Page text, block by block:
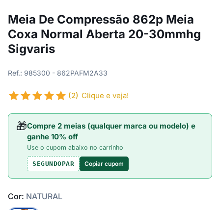
Meia De Compressão 862p Meia
Coxa Normal Aberta 20-30mmhg
Sigvaris
Ref.: 985300 - 862PAFM2A33
(2) Clique e veja!
🎁Compre 2 meias (qualquer marca ou modelo) e
ganhe 10% off
Use o cupom abaixo no carrinho
SEGUNDOPAR Copiar cupom
Cor: NATURAL